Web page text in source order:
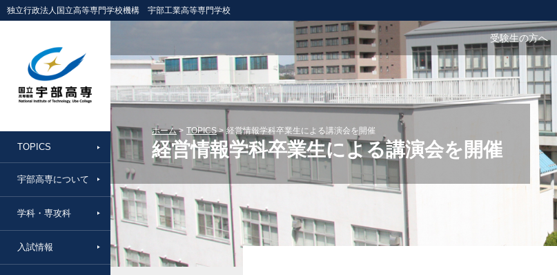
独立行政法人国立高等専門学校機構 宇部工業高等専門学校
TOPICS
宇部高専について
学科・専攻科
入試情報
受験生の方へ
ホーム TOPICS 経営情報学科卒業生による講演会を開催
経営情報学科卒業生による講演会を開催